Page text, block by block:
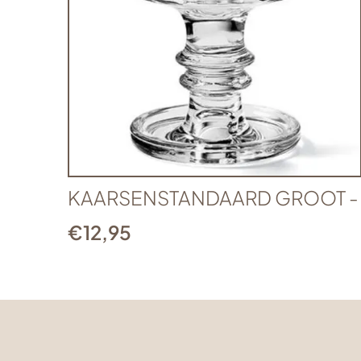
KAARSENSTANDAARD GROOT -
€12,95